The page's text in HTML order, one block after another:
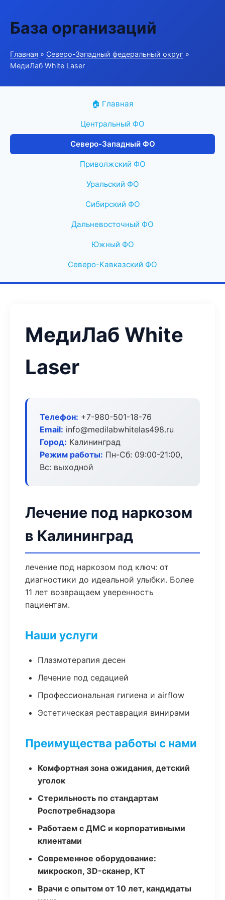
База организаций
Главная » Северо-Западный федеральный округ »
МедиЛаб White Laser
🏠 Главная
Центральный ФО
Северо-Западный ФО
Приволжский ФО
Уральский ФО
Сибирский ФО
Дальневосточный ФО
Южный ФО
Северо-Кавказский ФО
МедиЛаб White
Laser
Телефон: +7-980-501-18-76
Email: info@medilabwhitelas498.ru
Город: Калининград
Режим работы: Пн-Сб: 09:00-21:00,
Вс: выходной
Лечение под наркозом
в Калининград
лечение под наркозом под ключ: от
диагностики до идеальной улыбки. Более
11 лет возвращаем уверенность
пациентам.
Наши услуги
Плазмотерапия десен
Лечение под седацией
Профессиональная гигиена и airflow
Эстетическая реставрация винирами
Преимущества работы с нами
Комфортная зона ожидания, детский
уголок
Стерильность по стандартам
Роспотребнадзора
Работаем с ДМС и корпоративными
клиентами
Современное оборудование:
микроскоп, 3D-сканер, КТ
Врачи с опытом от 10 лет, кандидаты